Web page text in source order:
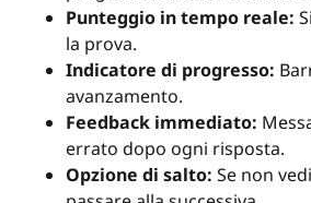
Punteggio in tempo reale:
la prova.
Indicatore di progresso:
avanzamento.
Feedback immediato:
errato dopo ogni risposta.
Opzione di salto: Se non